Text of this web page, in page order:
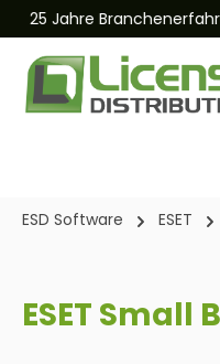
Zur
Kostenloser und
ESD Software ESET
ESET Small